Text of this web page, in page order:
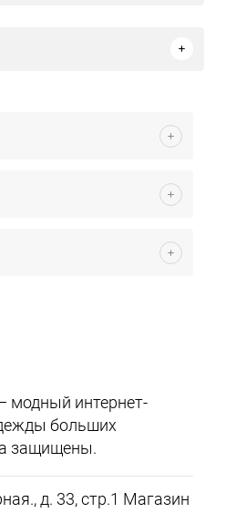
модный интернет-
больших
защищены.
д. 33, стр.1 Магазин